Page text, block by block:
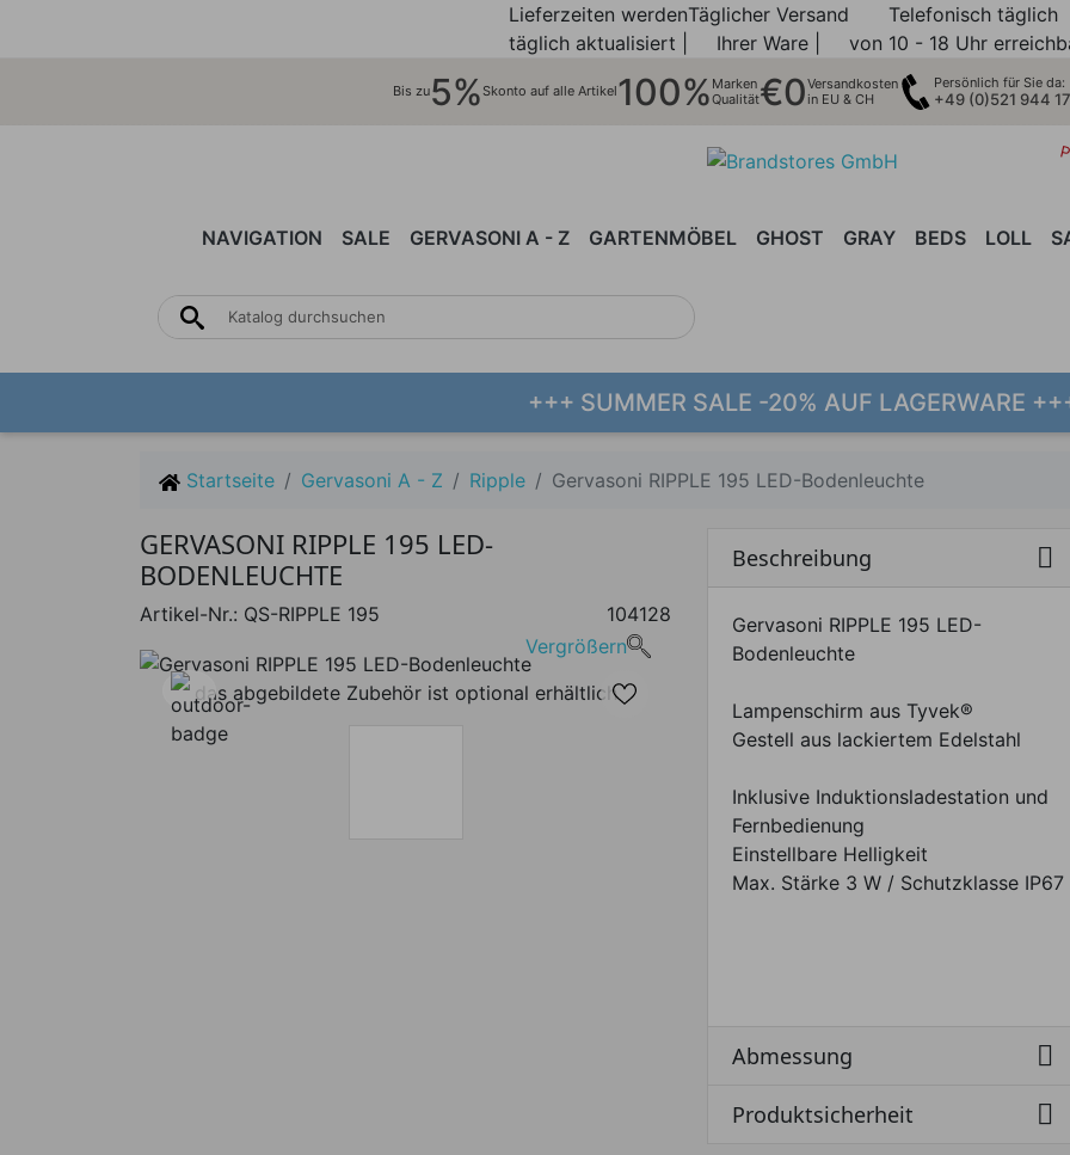
Lieferzeiten werden
täglich aktualisiert |
Täglicher Versand
Ihrer Ware |
Telefonisch täglich
von 10 - 18 Uhr
Bis zu5%Skonto auf alle Artikel100% Marken
Qualität€0Versandkosten
in EU & CH
Persönlich für Sie da:
+49 (0)521 944
NAVIGATION
HOCKER
SOFAS
SIDEBOARDS
SALE GERVASONI A - Z GARTENMÖBEL GHOST GRAY BEDS LOLL
+++ SUMMER SALE -20% AUF LAGERWARE
Startseite Gervasoni A - Z Ripple Gervasoni RIPPLE 195 LED-Bodenleuchte
GERVASONI RIPPLE 195 LED-
BODENLEUCHTE
Artikel-Nr.: QS-RIPPLE 195
104128
Vergrößern
das abgebildete Zubehör ist optional erhältlich
Beschreibung 
Gervasoni RIPPLE 195 LED-
Bodenleuchte
Lampenschirm aus Tyvek®
Gestell aus lackiertem Edelstahl
Inklusive Induktionsladestation und
Fernbedienung
Einstellbare Helligkeit
Max. Stärke 3 W / Schutzklasse IP67
Abmessung 
Produktsicherheit 